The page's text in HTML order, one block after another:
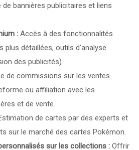
de bannières publicitaires et liens
: Accès à des fonctionnalités
plus détaillées, outils d’analyse
des publicités).
de commissions sur les ventes
ou affiliation avec les
et de vente.
de cartes par des experts et
sur le marché des cartes Pokémon.
sur les collections : Offrir